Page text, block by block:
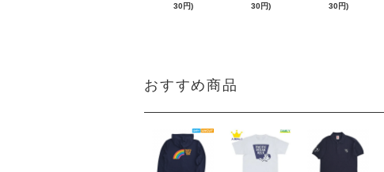
30円)
30円)
30円)
おすすめ商品